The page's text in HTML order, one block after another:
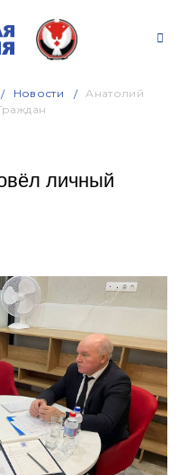
Новости
Анатолий
личный